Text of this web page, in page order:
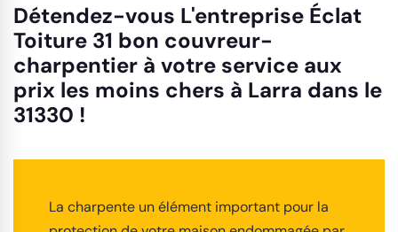
Détendez-vous L'entreprise Éclat
Toiture 31 bon couvreur-
charpentier à votre service aux
prix les moins chers à Larra dans le
31330 !
La charpente un élément important pour la